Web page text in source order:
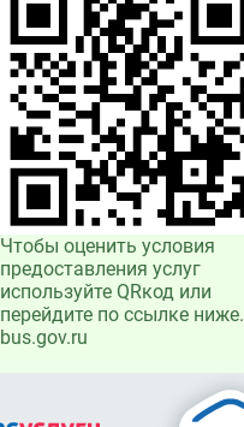
Чтобы оценить условия
предоставления услуг
используйте QRкод или
перейдите по ссылке ниже.
bus.gov.ru